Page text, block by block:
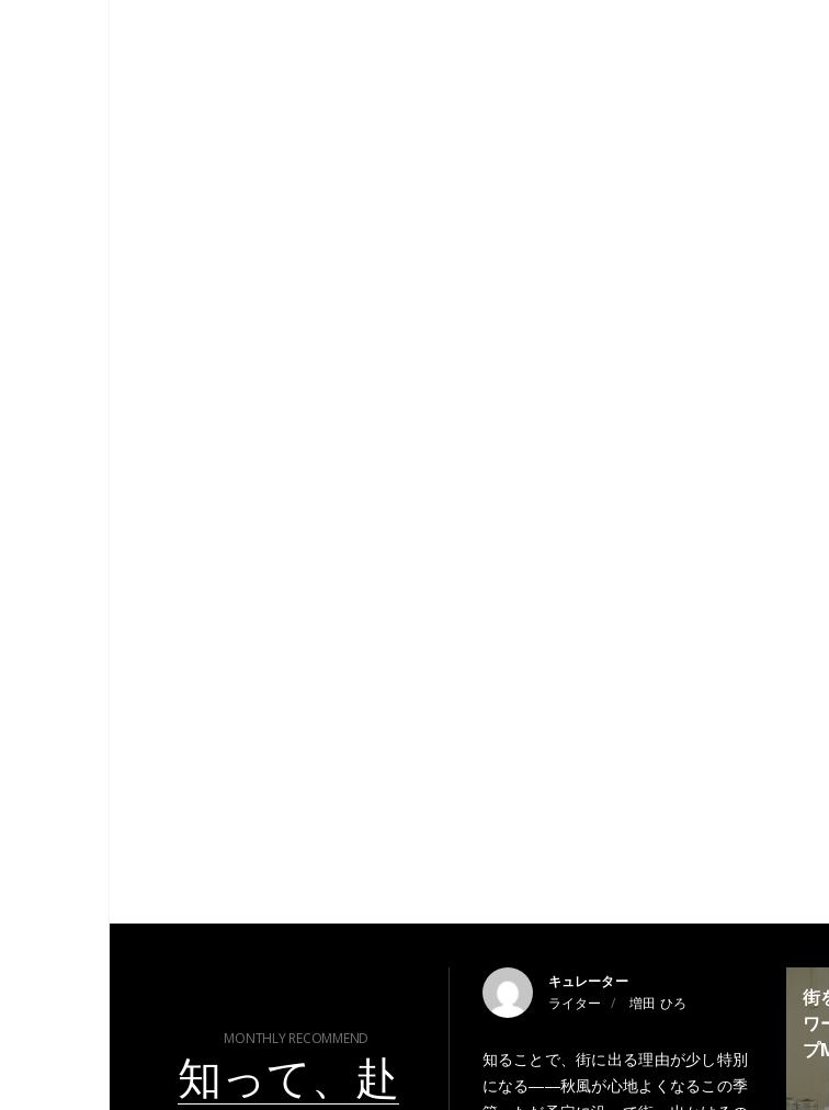
MONTHLY RECOMMEND
知って、赴
キュレーター
ライター
増田 ひろ
知ることで、街に出る理由が少し特別
になる――秋風が心地よくなるこの季
街
ワ
プ